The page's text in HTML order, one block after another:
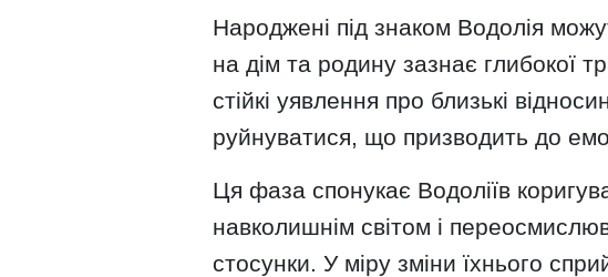
Народжені під знаком Водолія
на дім та родину зазнає глибокої
стійкі уявлення про близькі
руйнуватися, що призводить до
Ця фаза спонукає Водоліїв
навколишнім світом і
стосунки. У міру зміни їхнього